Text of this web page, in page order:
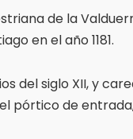
de la
en el año 1181.
del siglo XII, y
pórtico de